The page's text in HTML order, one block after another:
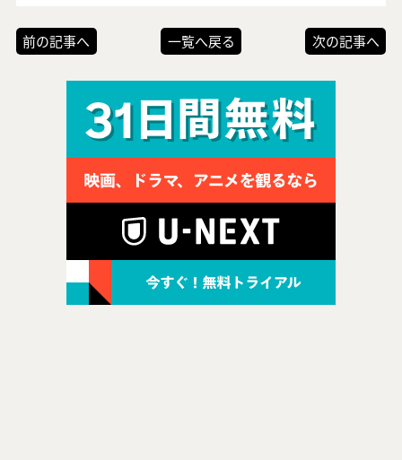
前の記事へ 一覧へ戻る 次の記事へ